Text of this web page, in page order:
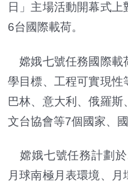
日」主場活動開幕式
6台國際載荷。
嫦娥七號任務國際載
學目標、工程可實現性
巴林、意大利、俄羅斯
文台協會等7個國家、
嫦娥七號任務計劃
月球南極月表環境、月